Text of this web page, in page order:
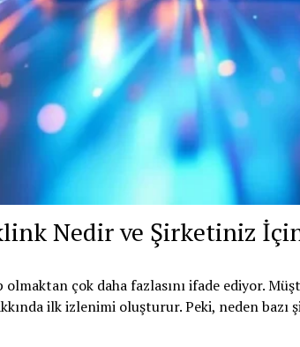
Nedir ve Şirketiniz
çok daha fazlasını ifade ediyor.
ilk izlenimi oluşturur. Peki, neden